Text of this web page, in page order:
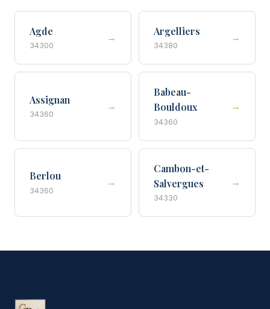
Agde
34300
→
Argelliers
34380
→
Assignan
34360
→
Babeau-
Bouldoux
34360
→
Berlou
34360
→
Cambon-et-
Salvergues
34330
→